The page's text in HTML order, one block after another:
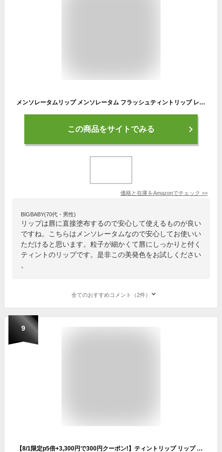
メンソレータムリップ メンソレータム フラッシュティントリップ レッド 2g(6種のオイル配合 高保湿 美発色 落ちにくい UV対策 SPF26 PA+++)
この商品をサイトでみる
価格と在庫をAmazonでチェック >>
BIGBABY(70代・男性)
リップは唇に直接塗布するので安心して使えるものが良い
ですね。こちらはメンソレータムなので安心してお使いい
ただけると思います。粒子が細かくて唇にしっかりと付く
ティントのリップです。是非この美発色をお試しください
。
全てのおすすめコメント（2件）
9
【8/1限定p5倍+3,300円で300円クーポン!】ティントリップ リップ ティント 敏感肌 口紅 落ちない 50代 筆タイプ 無添加 唇が荒れ ない 唇 ふっくら 美容液 ケア 縦じわ 消える リップクリーム【ラグシア 紅染ルージュ ラスティングモイスト ローズブラウン 1本】